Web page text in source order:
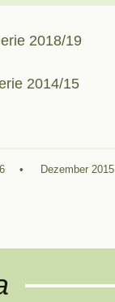
2018/19
2014/15
Dezember 2015